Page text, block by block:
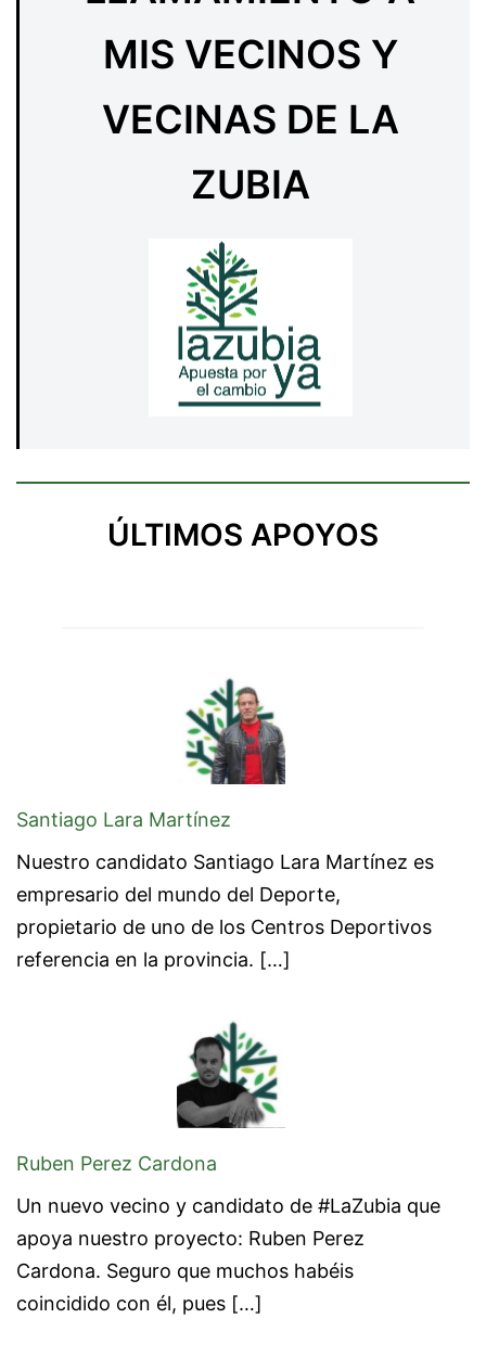
MIS VECINOS Y
VECINAS DE LA
ZUBIA
ÚLTIMOS APOYOS
Santiago Lara Martínez
Nuestro candidato Santiago Lara Martínez es
empresario del mundo del Deporte,
propietario de uno de los Centros Deportivos
referencia en la provincia. […]
Ruben Perez Cardona
Un nuevo vecino y candidato de #LaZubia que
apoya nuestro proyecto: Ruben Perez
Cardona. Seguro que muchos habéis
coincidido con él, pues […]